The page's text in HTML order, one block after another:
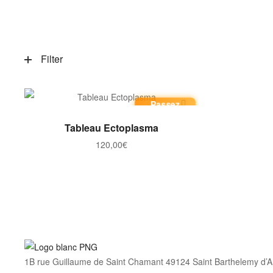
Filter
Passez
AJOUTER AU PANIER
Tableau Ectoplasma
120,00€
1B rue Guillaume de Saint Chamant 49124 Saint Barthelemy